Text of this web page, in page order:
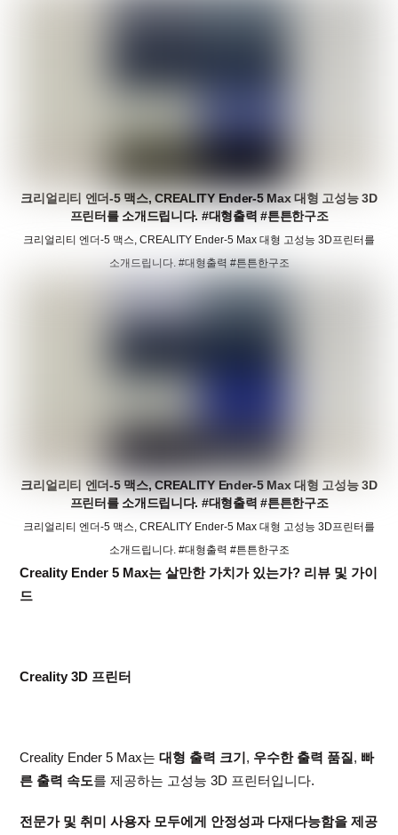
크리얼리티 엔더-5 맥스, CREALITY Ender-5 Max 대형 고성능 3D
프린터를 소개드립니다. #대형출력 #튼튼한구조
크리얼리티 엔더-5 맥스, CREALITY Ender-5 Max 대형 고성능 3D프린터를
소개드립니다. #대형출력 #튼튼한구조
크리얼리티 엔더-5 맥스, CREALITY Ender-5 Max 대형 고성능 3D
프린터를 소개드립니다. #대형출력 #튼튼한구조
크리얼리티 엔더-5 맥스, CREALITY Ender-5 Max 대형 고성능 3D프린터를
소개드립니다. #대형출력 #튼튼한구조
Creality Ender 5 Max는 살만한 가치가 있는가? 리뷰 및 가이
드
Creality 3D 프린터
Creality Ender 5 Max는대형 출력 크기, 우수한 출력 품질, 빠
른 출력 속도를 제공하는 고성능 3D 프린터입니다.
전문가 및 취미 사용자 모두에게 안정성과 다재다능함을 제공